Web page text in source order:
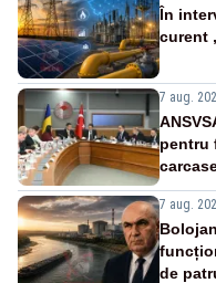
În
curent
7 aug.
pentru
7 aug.
de